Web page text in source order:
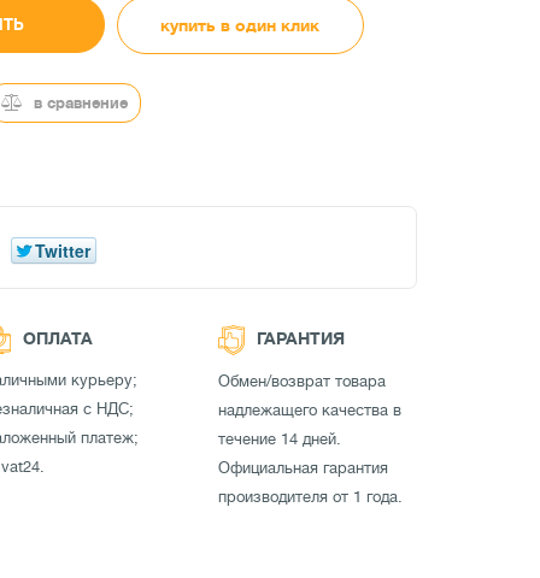
купить в один клик
в сравнение
Twitter
ОПЛАТА
курьеру;
с НДС;
платеж;
ГАРАНТИЯ
Обмен/возврат товара
надлежащего качества в
течение 14 дней.
Официальная гарантия
производителя от 1 года.